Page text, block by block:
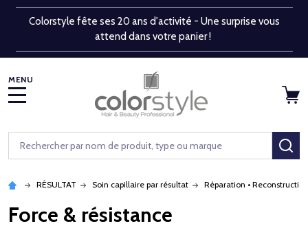
Colorstyle fête ses 20 ans d'activité - Une surprise vous
attend dans votre panier !
Rechercher
RÉSULTAT Soin capillaire par résultat Réparation • Reconstruction
Force & résistance